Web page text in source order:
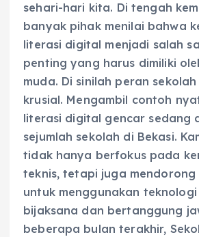
sehari-hari kita. Di tengah
banyak pihak menilai bahwa
literasi digital menjadi salah
penting yang harus dimiliki
muda. Di sinilah peran
krusial. Mengambil contoh
literasi digital gencar sedang
sejumlah sekolah di Bekasi.
tidak hanya berfokus pada
teknis, tetapi juga
untuk menggunakan
bijaksana dan bertanggung
beberapa bulan terakhir,